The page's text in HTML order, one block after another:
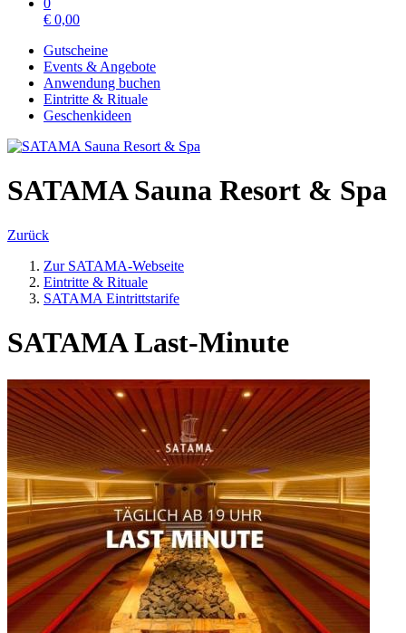
0
€ 0,00
Gutscheine
Events & Angebote
Anwendung buchen
Eintritte & Rituale
Geschenkideen
SATAMA Sauna Resort & Spa
Zurück
Zur SATAMA-Webseite
Eintritte & Rituale
SATAMA Eintrittstarife
SATAMA Last-Minute